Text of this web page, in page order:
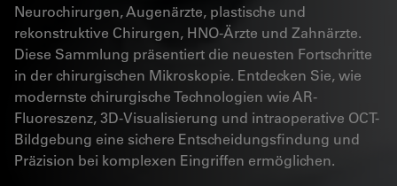
Neurochirurgen, Augenärzte, plastische und
rekonstruktive Chirurgen, HNO-Ärzte und Zahnärzte.
Diese Sammlung präsentiert die neuesten Fortschritte
in der chirurgischen Mikroskopie. Entdecken Sie, wie
modernste chirurgische Technologien wie AR-
Fluoreszenz, 3D-Visualisierung und intraoperative OCT-
Bildgebung eine sichere Entscheidungsfindung und
Präzision bei komplexen Eingriffen ermöglichen.